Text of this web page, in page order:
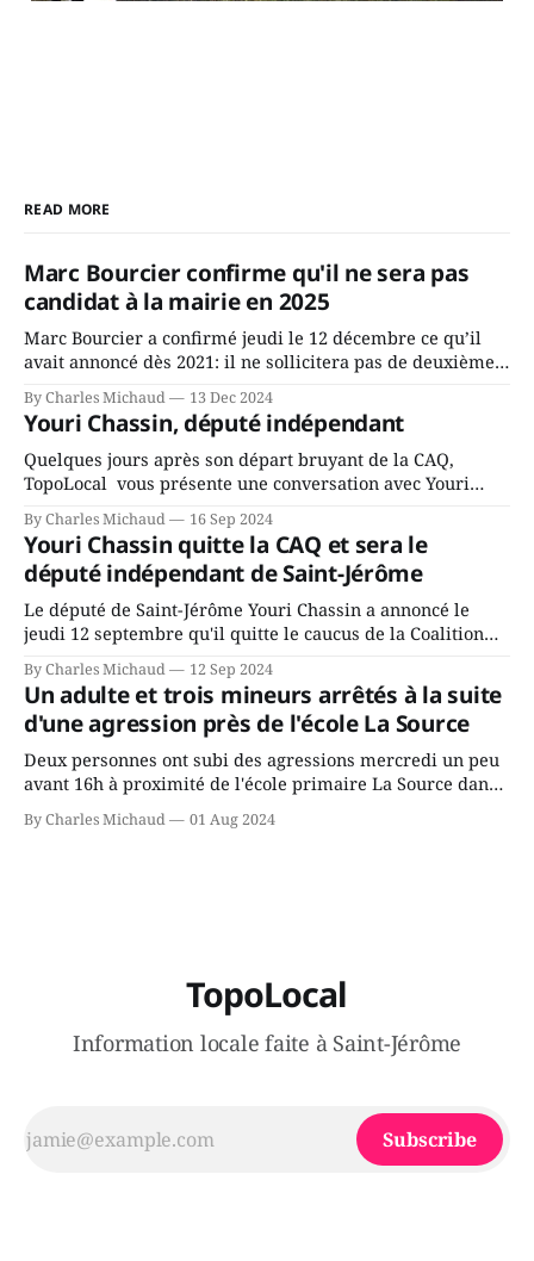
READ MORE
Marc Bourcier confirme qu'il ne sera pas
candidat à la mairie en 2025
Marc Bourcier a confirmé jeudi le 12 décembre ce qu’il
avait annoncé dès 2021: il ne sollicitera pas de deuxième
fait l’annonce en s’adressant aux employés de la ville,
rassemblés en soirée pour leur traditionnel souper
By Charles Michaud 13 Dec 2024
Youri Chassin, député indépendant
Quelques jours après son départ bruyant de la CAQ,
TopoLocal vous présente une conversation avec Youri
depuis longtemps? Sera-t-il candidat indépendant dans 2
ans? Joindrait-il un autre parti, par exemple les
conservateurs d’Éric Duhaime? Que lui
By Charles Michaud 16 Sep 2024
Youri Chassin quitte la CAQ et sera le
député indépendant de Saint-Jérôme
Le député de Saint-Jérôme Youri Chassin a annoncé le
jeudi 12 septembre qu'il quitte le caucus de la Coalition
gouvernement de la CAQ, surtout de son incapacité, qu'il
juge chronique, à offrir des
By Charles Michaud 12 Sep 2024
Un adulte et trois mineurs arrêtés à la suite
d'une agression près de l'école La Source
Deux personnes ont subi des agressions mercredi un peu
avant 16h à proximité de l'école primaire La Source dans
victimes aurait été écrasée sous un véhicule et aspergée
By Charles Michaud 01 Aug 2024
TopoLocal
Information locale faite à Saint-Jérôme
Subscribe